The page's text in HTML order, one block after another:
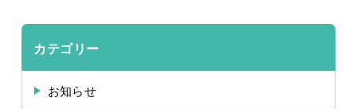
カテゴリー
お知らせ